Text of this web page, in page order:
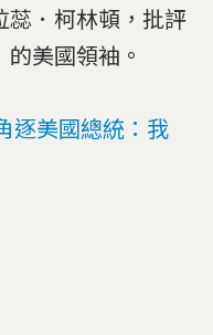
蕊．柯林頓，批評
美國領袖。
逐美國總統：我